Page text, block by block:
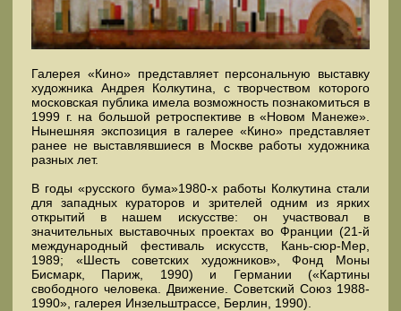
Галерея «Кино» представляет персональную выставку
художника Андрея Колкутина, с творчеством которого
московская публика имела возможность познакомиться в
1999 г. на большой ретроспективе в «Новом Манеже».
Нынешняя экспозиция в галерее «Кино» представляет
ранее не выставлявшиеся в Москве работы художника
разных лет.
В годы «русского бума»1980-х работы Колкутина стали
для западных кураторов и зрителей одним из ярких
открытий в нашем искусстве: он участвовал в
значительных выставочных проектах во Франции (21-й
международный фестиваль искусств, Кань-сюр-Мер,
1989; «Шесть советских художников», Фонд Моны
Бисмарк, Париж, 1990) и Германии («Картины
свободного человека. Движение. Советский Союз 1988-
1990», галерея Инзельштрассе, Берлин, 1990).